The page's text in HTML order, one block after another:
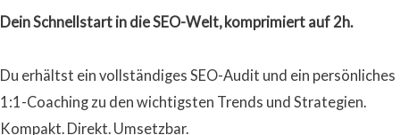
Dein Schnellstart in die SEO-Welt, komprimiert auf 2h.
Du erhältst ein vollständiges SEO-Audit und ein persönliches
1:1-Coaching zu den wichtigsten Trends und Strategien.
Kompakt. Direkt. Umsetzbar.